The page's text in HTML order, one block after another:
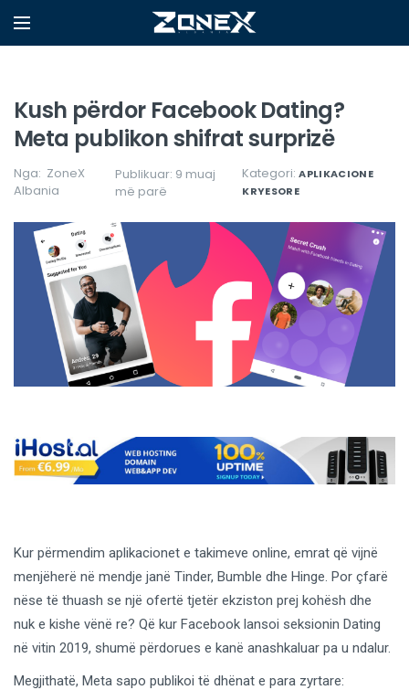
Kush përdor Facebook Dating?
Meta publikon shifrat surprizë
Nga: ZoneX
Albania
Publikuar: 9 muaj
më parë
Kategori: APLIKACIONE
KRYESORE
Kur përmendim aplikacionet e takimeve online, emrat që vijnë
menjëherë në mendje janë Tinder, Bumble dhe Hinge. Por çfarë
nëse të thuash se një ofertë tjetër ekziston prej kohësh dhe
nuk e kishe vënë re? Që kur Facebook lansoi seksionin Dating
në vitin 2019, shumë përdorues e kanë anashkaluar pa u ndalur.
Megjithatë, Meta sapo publikoi të dhënat e para zyrtare: